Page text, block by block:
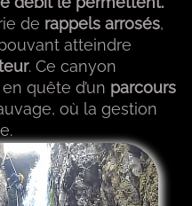
de rappels arrosés,
atteindre
. Ce canyon
quête d’un parcours
où la gestion